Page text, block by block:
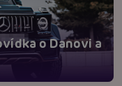
o Danovi a